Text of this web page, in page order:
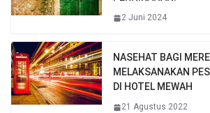
2 Juni 2024
NASEHAT BAGI
MELAKSANAKAN
DI HOTEL MEWAH
21 Agustus 2022